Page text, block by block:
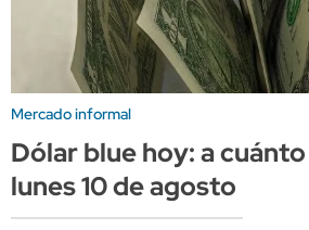
Mercado informal
Dólar blue hoy: a
lunes 10 de agosto